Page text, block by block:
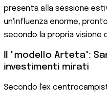
presenta alla sessione
un'influenza enorme,
secondo la propria visione
Il "modello Arteta":
investimenti mirati
Secondo l'ex